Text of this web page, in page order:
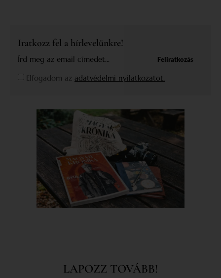
Iratkozz fel a hírlevelünkre!
Elfogadom az adatvédelmi nyilatkozatot.
Feliratkozás
LAPOZZ TOVÁBB!